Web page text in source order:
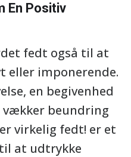
En Positiv
fedt også til at
eller imponerende.
en begivenhed
vækker beundring
virkelig fedt! er et
at udtrykke